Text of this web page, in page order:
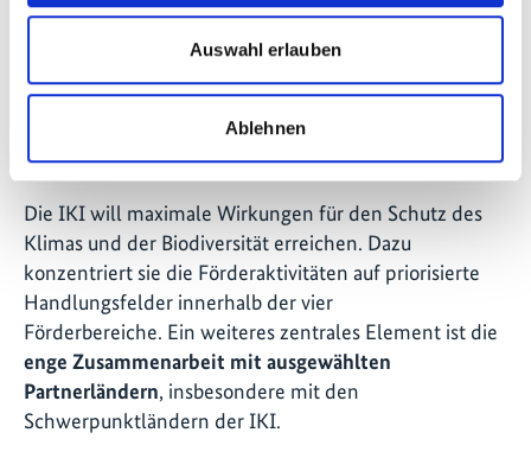
Auswahl erlauben
Ablehnen
in Ukraine
Die IKI-Strategie
Die IKI will maximale Wirkungen für den Schutz des
Klimas und der Biodiversität erreichen. Dazu
konzentriert sie die Förderaktivitäten auf priorisierte
Handlungsfelder innerhalb der vier
Förderbereiche. Ein weiteres zentrales Element ist die
enge Zusammenarbeit mit ausgewählten
Partnerländern, insbesondere mit den
Schwerpunktländern der IKI.